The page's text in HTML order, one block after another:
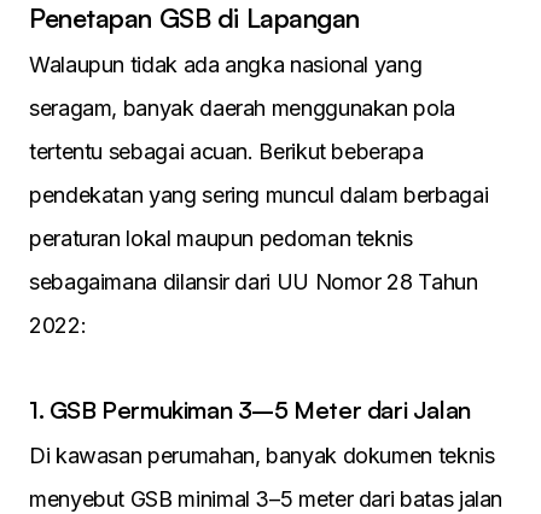
Penetapan GSB di Lapangan
Walaupun tidak ada angka nasional yang
seragam, banyak daerah menggunakan pola
tertentu sebagai acuan. Berikut beberapa
pendekatan yang sering muncul dalam berbagai
peraturan lokal maupun pedoman teknis
sebagaimana dilansir dari UU Nomor 28 Tahun
2022:
1. GSB Permukiman 3–5 Meter dari Jalan
Di kawasan perumahan, banyak dokumen teknis
menyebut GSB minimal 3–5 meter dari batas jalan